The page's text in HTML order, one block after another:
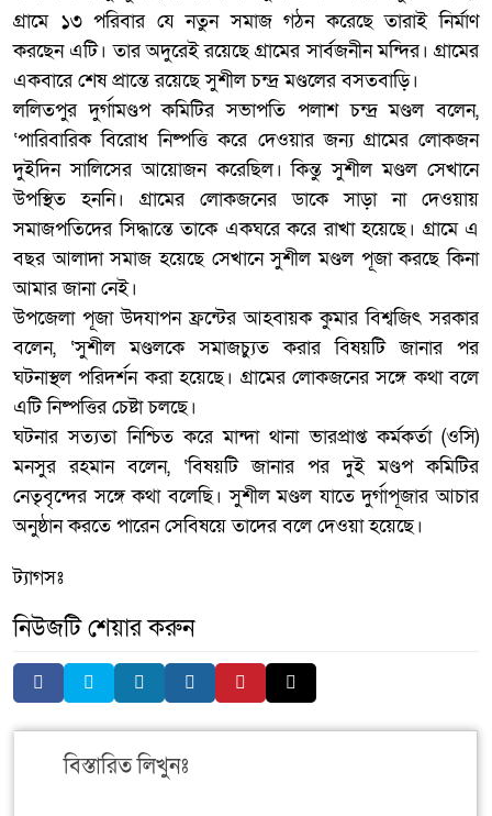
গ্রামে ১৩ পরিবার যে নতুন সমাজ গঠন করেছে তারাই নির্মাণ
করছেন এটি। তার অদুরেই রয়েছে গ্রামের সার্বজনীন মন্দির। গ্রামের
একবারে শেষ প্রান্তে রয়েছে সুশীল চন্দ্র মণ্ডলের বসতবাড়ি।
ললিতপুর দুর্গামণ্ডপ কমিটির সভাপতি পলাশ চন্দ্র মণ্ডল বলেন,
‘পারিবারিক বিরোধ নিষ্পত্তি করে দেওয়ার জন্য গ্রামের লোকজন
দুইদিন সালিসের আয়োজন করেছিল। কিন্তু সুশীল মণ্ডল সেখানে
উপস্থিত হননি। গ্রামের লোকজনের ডাকে সাড়া না দেওয়ায়
সমাজপতিদের সিদ্ধান্তে তাকে একঘরে করে রাখা হয়েছে। গ্রামে এ
বছর আলাদা সমাজ হয়েছে সেখানে সুশীল মণ্ডল পূজা করছে কিনা
আমার জানা নেই।
উপজেলা পূজা উদযাপন ফ্রন্টের আহবায়ক কুমার বিশ্বজিৎ সরকার
বলেন, ‘সুশীল মণ্ডলকে সমাজচ্যুত করার বিষয়টি জানার পর
ঘটনাস্থল পরিদর্শন করা হয়েছে। গ্রামের লোকজনের সঙ্গে কথা বলে
এটি নিষ্পত্তির চেষ্টা চলছে।
ঘটনার সত্যতা নিশ্চিত করে মান্দা থানা ভারপ্রাপ্ত কর্মকর্তা (ওসি)
মনসুর রহমান বলেন, ‘বিষয়টি জানার পর দুই মণ্ডপ কমিটির
নেতৃবৃন্দের সঙ্গে কথা বলেছি। সুশীল মণ্ডল যাতে দুর্গাপূজার আচার
অনুষ্ঠান করতে পারেন সেবিষয়ে তাদের বলে দেওয়া হয়েছে।
ট্যাগসঃ
নিউজটি শেয়ার করুন
বিস্তারিত লিখুনঃ